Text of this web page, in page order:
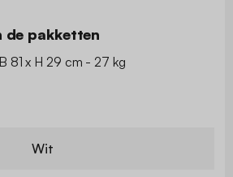
de pakketten
81 x H 29 cm - 27 kg
Wit